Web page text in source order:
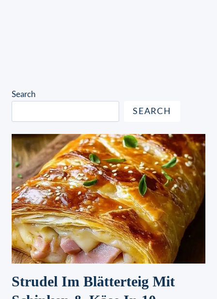
Search
SEARCH
Strudel Im Blätterteig Mit